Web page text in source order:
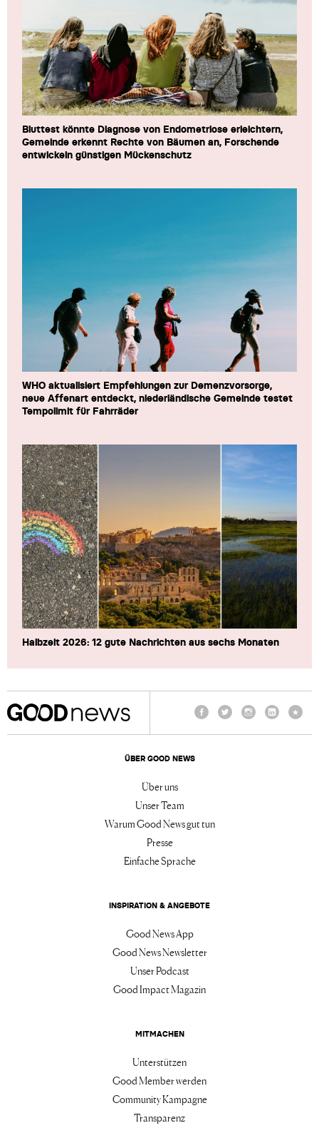
Bluttest könnte Diagnose von Endometriose erleichtern,
Gemeinde erkennt Rechte von Bäumen an, Forschende
entwickeln günstigen Mückenschutz
WHO aktualisiert Empfehlungen zur Demenzvorsorge,
neue Affenart entdeckt, niederländische Gemeinde testet
Tempolimit für Fahrräder
Halbzeit 2026: 12 gute Nachrichten aus sechs Monaten
ÜBER GOOD NEWS
Über uns
Unser Team
Warum Good News gut tun
Presse
Einfache Sprache
INSPIRATION & ANGEBOTE
Good News App
Good News Newsletter
Unser Podcast
Good Impact Magazin
MITMACHEN
Unterstützen
Good Member werden
Community Kampagne
Transparenz